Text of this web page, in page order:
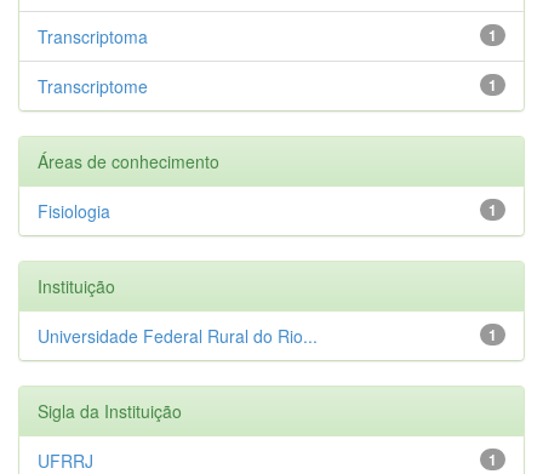
1
Transcriptoma
1
Transcriptome
Áreas de conhecimento
1
Fisiologia
Instituição
1
Universidade Federal Rural do Rio...
Sigla da Instituição
1
UFRRJ